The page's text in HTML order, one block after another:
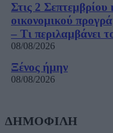
Στις 2
οικονομικού
– Τι περιλαμβάνει
08/08/2026
Ξένος ήμην
08/08/2026
ΔΗΜΟΦΙΛΗ